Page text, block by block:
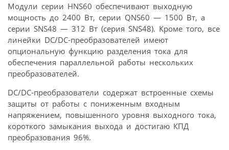
Модули серии HNS60 обеспечивают выходную
мощность до 2400 Вт, серии QNS60 — 1500 Вт, а
серии SNS48 — 312 Вт (серия SNS48). Кроме того, все
линейки DC/DC-преобразователей имеют
опциональную функцию разделения тока для
обеспечения параллельной работы нескольких
преобразователей.
DC/DC-преобразователи содержат встроенные схемы
защиты от работы с пониженным входным
напряжением, повышенного уровня выходного тока,
короткого замыкания выхода и достигаю КПД
преобразования 96%.